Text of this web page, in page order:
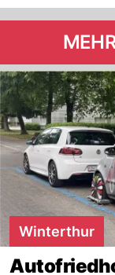
Winterthur